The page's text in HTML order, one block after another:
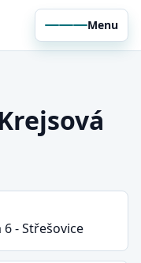
Menu
6 - Střešovice